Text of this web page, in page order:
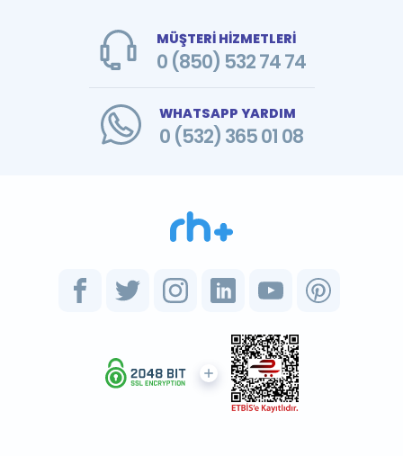
MÜŞTERİ HİZMETLERİ
0 (850) 532 74 74
WHATSAPP YARDIM
0 (532) 365 01 08